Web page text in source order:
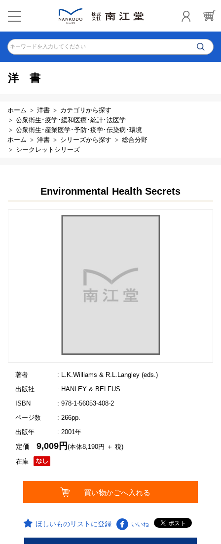
キーワードを入力してください
洋書
ホーム 洋書
カテゴリから探す
公衆衛生･疫学･緩和医療･統計･法医学
公衆衛生･産業医学･予防･疫学･伝染病･環境
ホーム
洋書 シリーズから探す
総合分野
シークレットシリーズ
Environmental Health Secrets
著者
: L.K.Williams & R.L.Langley (eds.)
出版社
: HANLEY & BELFUS
ISBN
: 978-1-56053-408-2
ページ数
: 266pp.
出版年
: 2001年
在庫
定価9,009円(本体8,190円 ＋ 税)
ほしいものリストに登録 いいね